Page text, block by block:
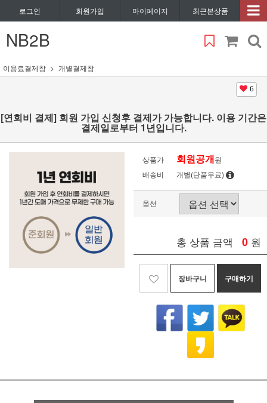
로그인 회원가입 마이페이지 최근본상품
NB2B
이용료결제창 개별결제창
6
[연회비 결제] 회원 가입 신청후 결제가 가능합니다. 이용 기간은
결제일로부터 1년입니다.
상품가 회원공개원
배송비
개별(단품무료)
옵션
총 상품 금액 0 원
장바구니 구매하기